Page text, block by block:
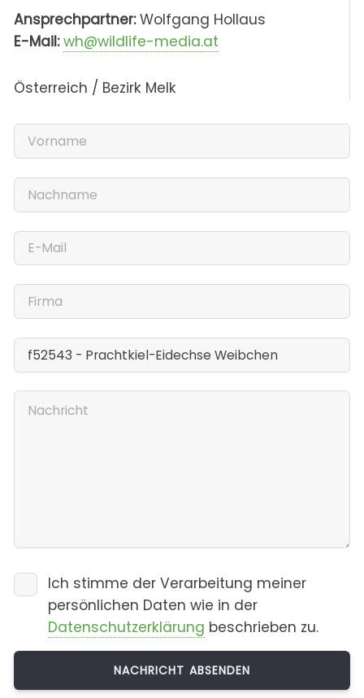
Ansprechpartner:Wolfgang Hollaus
E-Mail: wh@wildlife-media.at
Österreich / Bezirk Melk
Ich stimme der Verarbeitung meiner
persönlichen Daten wie in der
Datenschutzerklärung beschrieben zu.